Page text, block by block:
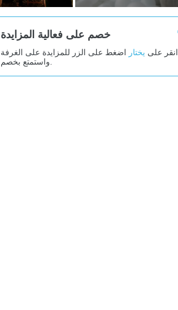
خصم على فعالية المزايدة
انقر على يختار اضغط على الزر للمزايدة على الغرفة